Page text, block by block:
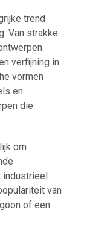
trend
Van strakke
verfijning in
vormen
en
die
om
van
of een